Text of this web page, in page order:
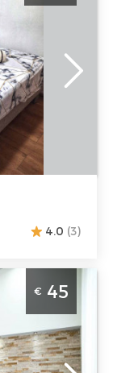
:20
4.0 (3)
nalazi u
ovog
je
1
€ 45